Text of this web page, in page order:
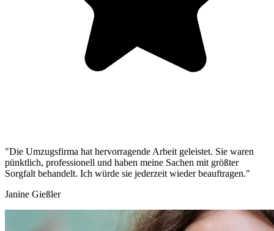
"Die Umzugsfirma hat hervorragende Arbeit geleistet. Sie waren
pünktlich, professionell und haben meine Sachen mit größter
Sorgfalt behandelt. Ich würde sie jederzeit wieder beauftragen."
Janine Gießler